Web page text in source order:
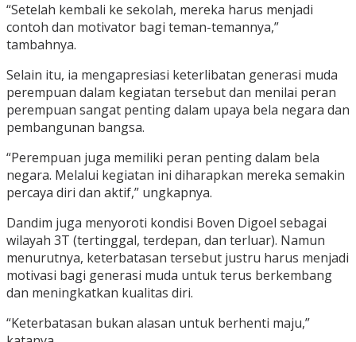
“Setelah kembali ke sekolah, mereka harus menjadi
contoh dan motivator bagi teman-temannya,”
tambahnya.
Selain itu, ia mengapresiasi keterlibatan generasi muda
perempuan dalam kegiatan tersebut dan menilai peran
perempuan sangat penting dalam upaya bela negara dan
pembangunan bangsa.
“Perempuan juga memiliki peran penting dalam bela
negara. Melalui kegiatan ini diharapkan mereka semakin
percaya diri dan aktif,” ungkapnya.
Dandim juga menyoroti kondisi Boven Digoel sebagai
wilayah 3T (tertinggal, terdepan, dan terluar). Namun
menurutnya, keterbatasan tersebut justru harus menjadi
motivasi bagi generasi muda untuk terus berkembang
dan meningkatkan kualitas diri.
“Keterbatasan bukan alasan untuk berhenti maju,”